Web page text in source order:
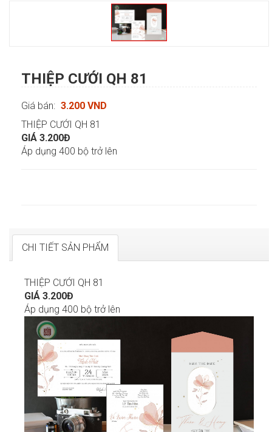
THIỆP CƯỚI QH 81
Giá bán: 3.200 VND
THIỆP CƯỚI QH 81
GIÁ 3.200Đ
Áp dụng 400 bộ trở lên
CHI TIẾT SẢN PHẨM
THIỆP CƯỚI QH 81
GIÁ 3.200Đ
Áp dụng 400 bộ trở lên